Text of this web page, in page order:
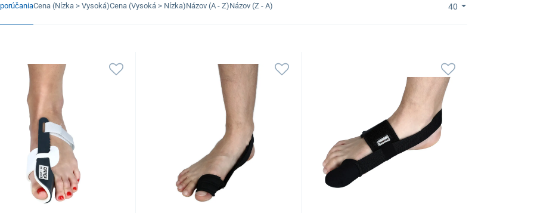
Cena (Nízka > Vysoká)Cena (Vysoká > Nízka)Názov (A - Z)Názov (Z - A) 40